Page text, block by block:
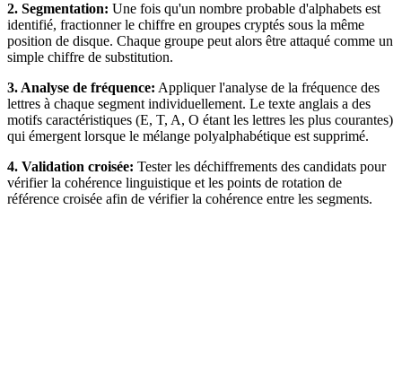
2. Segmentation: Une fois qu'un nombre probable d'alphabets est
identifié, fractionner le chiffre en groupes cryptés sous la même
position de disque. Chaque groupe peut alors être attaqué comme un
simple chiffre de substitution.
3. Analyse de fréquence: Appliquer l'analyse de la fréquence des
lettres à chaque segment individuellement. Le texte anglais a des
motifs caractéristiques (E, T, A, O étant les lettres les plus courantes)
qui émergent lorsque le mélange polyalphabétique est supprimé.
4. Validation croisée: Tester les déchiffrements des candidats pour
vérifier la cohérence linguistique et les points de rotation de
référence croisée afin de vérifier la cohérence entre les segments.